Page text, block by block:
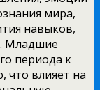
мира,
навыков,
Младшие
периода к
что влияет на